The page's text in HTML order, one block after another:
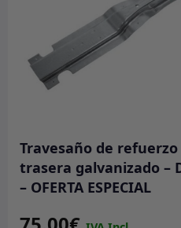
Travesaño de
trasera galvanizado –
– OFERTA ESPECIAL